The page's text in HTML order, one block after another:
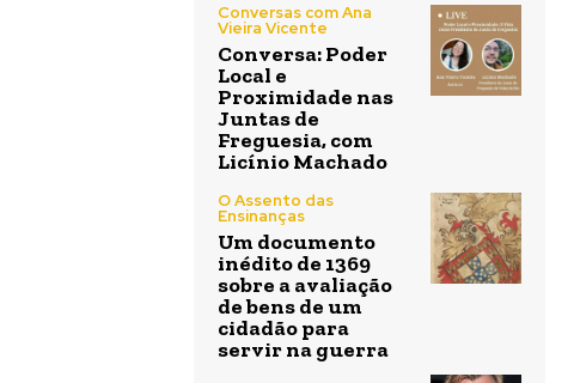
Conversas com Ana
Vieira Vicente
Conversa: Poder
Local e
Proximidade nas
Juntas de
Freguesia, com
Licínio Machado
O Assento das
Ensinanças
Um documento
inédito de 1369
sobre a avaliação
de bens de um
cidadão para
servir na guerra